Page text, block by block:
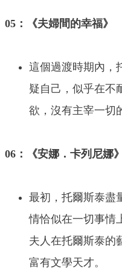
05：《夫婦間的幸福》
這個過渡時期內，
疑自己，似乎在不
欲，沒有主宰一切
06：《安娜．卡列尼娜
最初，托爾斯泰盡
情恰似在一切事情
夫人在托爾斯泰的
富有文學天才。